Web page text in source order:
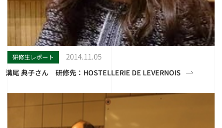
研修生レポート 2014.11.05
溝尾 典子さん 研修先：HOSTELLERIE DE LEVERNOIS